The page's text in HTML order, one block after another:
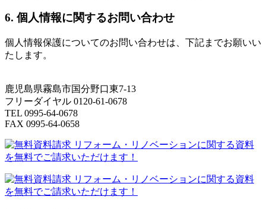
6. 個人情報に関するお問い合わせ
個人情報保護についてのお問い合わせは、下記までお願いい
たします。
鹿児島県霧島市国分野口東7-13
フリーダイヤル 0120-61-0678
TEL 0995-64-0678
FAX 0995-64-0658